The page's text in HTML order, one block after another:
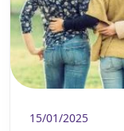
15/01/2025